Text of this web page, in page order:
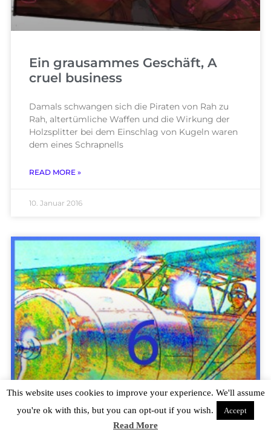
Ein grausammes Geschäft, A
cruel business
Damals schwangen sich die Piraten von Rah zu
Rah, altertümliche Waffen und die Wirkung der
Holzsplitter bei dem Einschlag von Kugeln waren
dem eines Schrapnells
READ MORE »
10. Januar 2016
This website uses cookies to improve your experience. We'll assume
you're ok with this, but you can opt-out if you wish.
Accept
Read More